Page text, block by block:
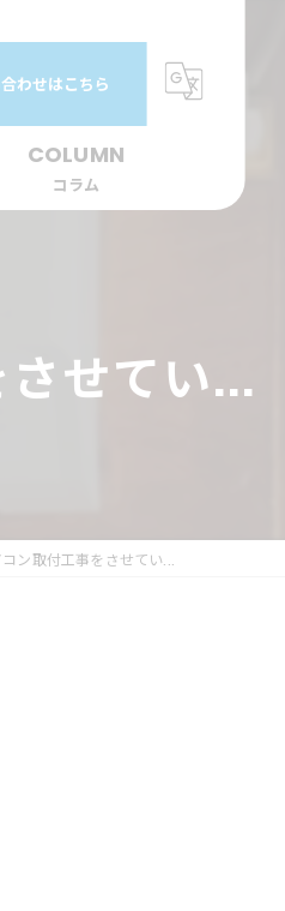
わせはこちら
COLUMN
コラム
せてい...
ン取付工事をさせてい...